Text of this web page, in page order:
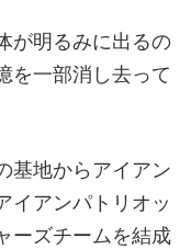
が明るみに出るの
を一部消し去って
基地からアイアン
イアンパトリオッ
ーズチームを結成